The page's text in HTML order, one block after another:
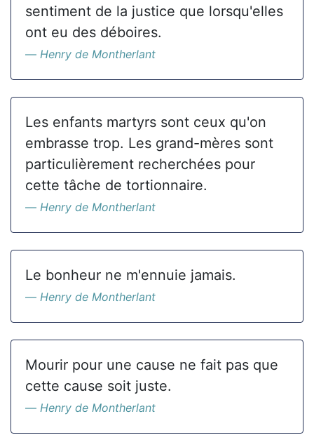
sentiment de la justice que lorsqu'elles
ont eu des déboires.
Henry de Montherlant
Les enfants martyrs sont ceux qu'on
embrasse trop. Les grand-mères sont
particulièrement recherchées pour
cette tâche de tortionnaire.
Henry de Montherlant
Le bonheur ne m'ennuie jamais.
Henry de Montherlant
Mourir pour une cause ne fait pas que
cette cause soit juste.
Henry de Montherlant